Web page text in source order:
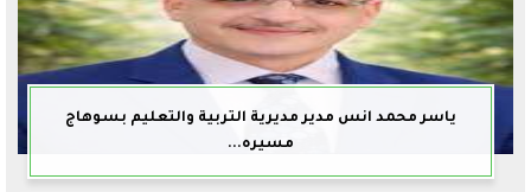
ياسر محمد انس مدير مديرية التربية والتعليم بسوهاج
مسيره...